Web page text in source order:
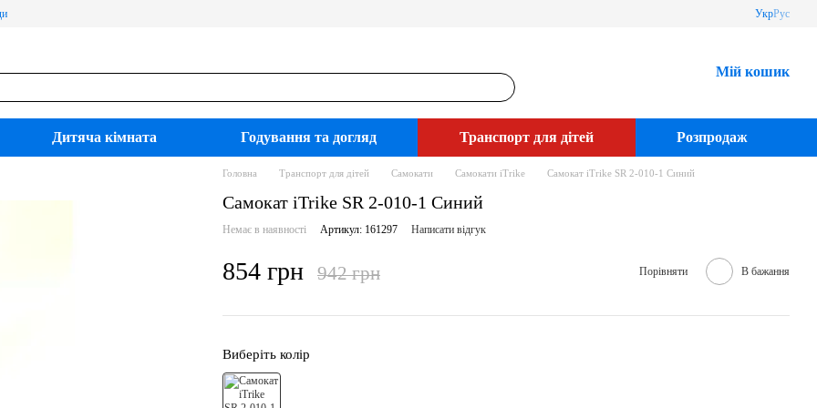
УкрРус
Мій кошик
Дитяча кімната Годування та догляд Транспорт для дітей Розпродаж
Головна Транспорт для дітей Самокати Самокати iTrike Самокат iTrike SR 2-010-1 Синий
Самокат iTrike SR 2-010-1 Синий
Немає в наявності Артикул: 161297 Написати відгук
854 грн 942 грн Порівняти В бажання
Виберіть колір